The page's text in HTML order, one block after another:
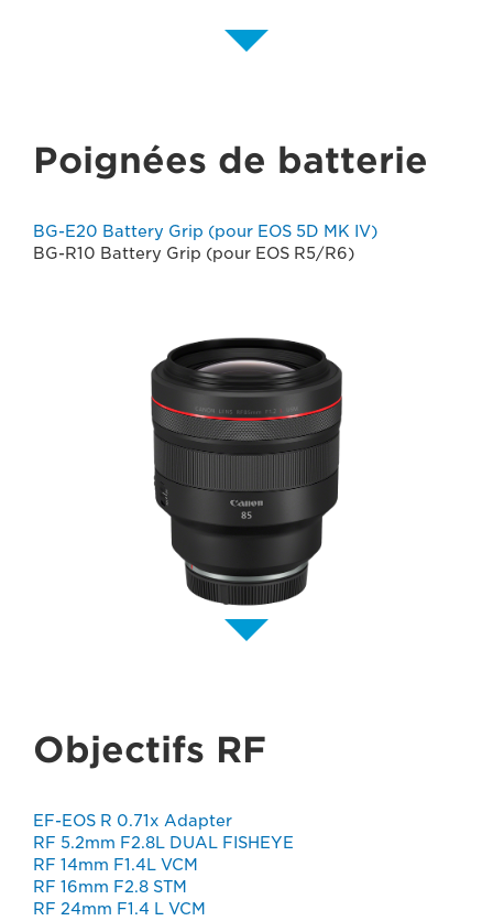
Poignées de batterie
BG-E20 Battery Grip (pour EOS 5D MK IV)
BG-R10 Battery Grip (pour EOS R5/R6)
Objectifs RF
EF-EOS R 0.71x Adapter
RF 5.2mm F2.8L DUAL FISHEYE
RF 14mm F1.4L VCM
RF 16mm F2.8 STM
RF 24mm F1.4 L VCM